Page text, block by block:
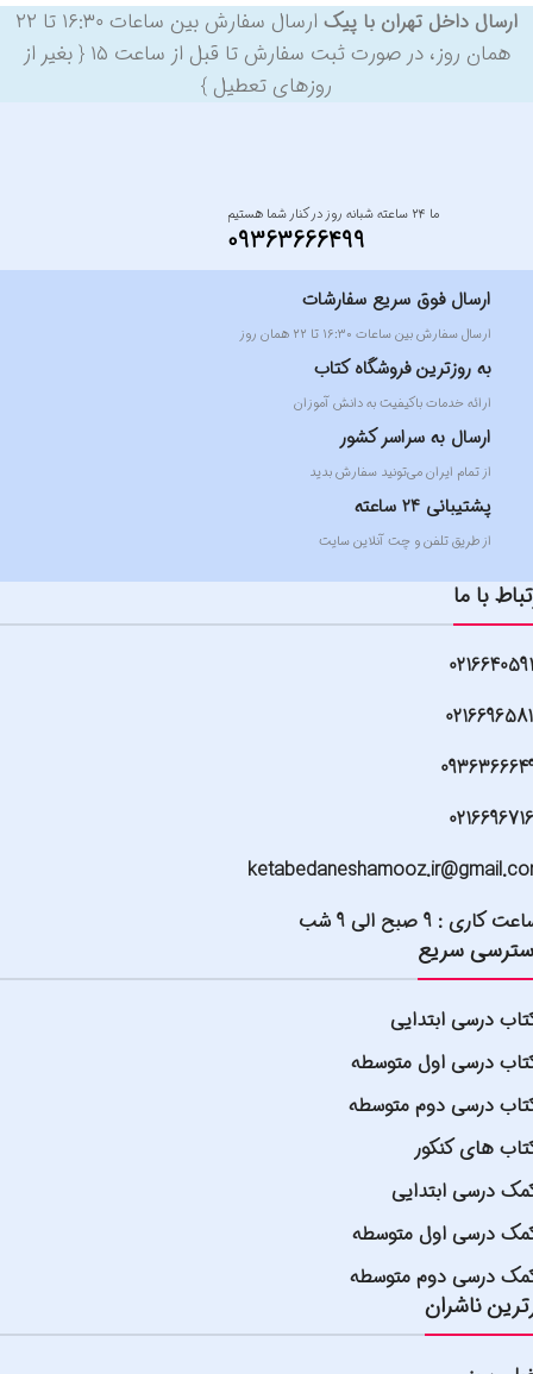
ارسال داخل تهران با پیک
ارسال سفارش بین ساعات ۱۶:۳۰ تا ۲۲
همان روز، در صورت ثبت سفارش تا قبل از ساعت ۱۵ { بغیر از
روزهای تعطیل }
ما ۲۴ ساعته شبانه روز در کنار شما هستیم
09363666499
ارسال فوق سریع سفارشات
ارسال سفارش بین ساعات ۱۶:۳۰ تا ۲۲ همان روز
به روزترین فروشگاه کتاب
ارائه خدمات باکیفیت به دانش آموزان
ارسال به سراسر کشور
از تمام ایران می‌تونید سفارش بدید
پشتیبانی 24 ساعته
از طریق تلفن و چت آنلاین سایت
با ما
کاری : 9 صبح الی 9 شب
سریع
درسی ابتدایی
درسی اول متوسطه
درسی دوم متوسطه
های کنکور
درسی ابتدایی
درسی اول متوسطه
درسی دوم متوسطه
ناشران